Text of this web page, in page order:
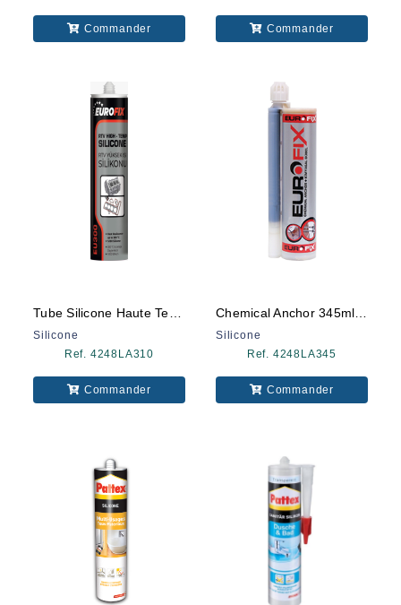
Commander Commander
Silicone
Ref. 4248LA310
Commander
Silicone
Ref. 4248LA345
Commander